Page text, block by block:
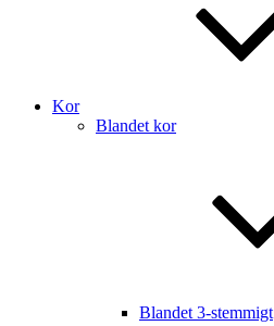
Kor
Blandet kor
Blandet 3-stemmigt